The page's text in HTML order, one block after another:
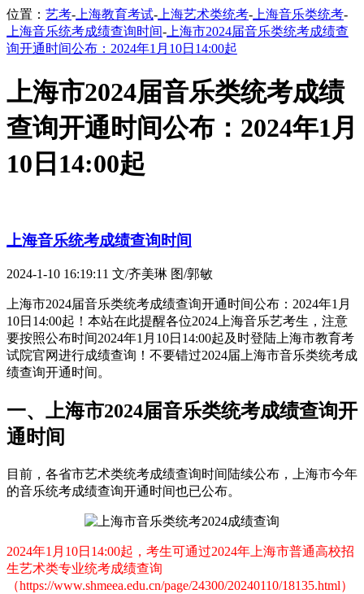
位置： 艺考- 上海教育考试- 上海艺术类统考- 上海音乐类统考-
上海音乐统考成绩查询时间- 上海市2024届音乐类统考成绩查
询开通时间公布：2024年1月10日14:00起
上海市2024届音乐类统考成绩
查询开通时间公布：2024年1月
10日14:00起
上海音乐统考成绩查询时间
2024-1-10 16:19:11 文/齐美琳 图/郭敏
上海市2024届音乐类统考成绩查询开通时间公布：2024年1月
10日14:00起！本站在此提醒各位2024上海音乐艺考生，注意
要按照公布时间2024年1月10日14:00起及时登陆上海市教育考
试院官网进行成绩查询！不要错过2024届上海市音乐类统考成
绩查询开通时间。
一、上海市2024届音乐类统考成绩查询开
通时间
目前，各省市艺术类统考成绩查询时间陆续公布，上海市今年
的音乐统考成绩查询开通时间也已公布。
2024年1月10日14:00起，考生可通过2024年上海市普通高校招
生艺术类专业统考成绩查询
（https://www.shmeea.edu.cn/page/24300/20240110/18135.html）